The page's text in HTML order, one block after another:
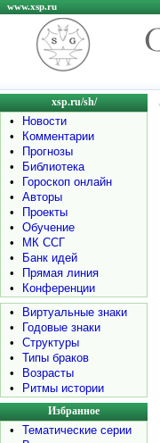
www.xsp.ru
xsp.ru/sh/
•
Новости
•
Комментарии
•
Прогнозы
•
Библиотека
•
Гороскоп онлайн
•
Авторы
•
Проекты
•
Обучение
•
МК ССГ
•
Банк идей
•
Прямая линия
•
Конференции
•
Виртуальные знаки
•
Годовые знаки
•
Структуры
•
Типы браков
•
Возрасты
•
Ритмы истории
Избранное
•
Тематические серии